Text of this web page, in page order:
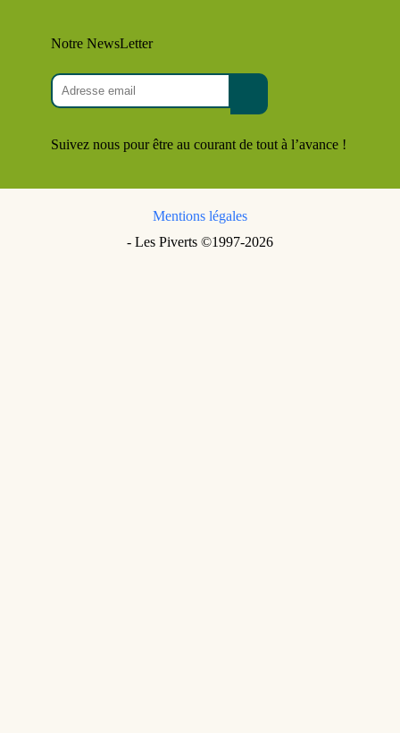
Notre NewsLetter
Suivez nous pour être au courant de tout à l’avance !
Mentions légales
- Les Piverts ©1997-2026